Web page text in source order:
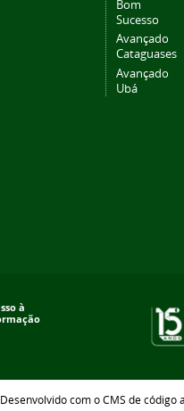
Bom
Sucesso
Avançado
Cataguases
Avançado
Ubá
Desenvolvido com o CMS de código